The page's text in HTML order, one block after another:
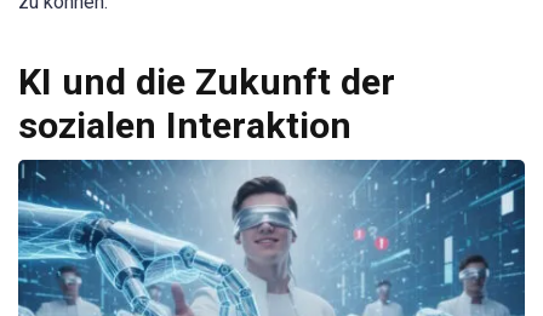
KI und die Zukunft der
sozialen Interaktion